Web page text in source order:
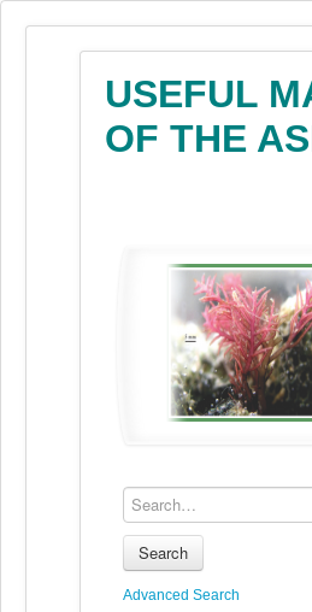
USEFUL
OF THE
Search
Advanced Search